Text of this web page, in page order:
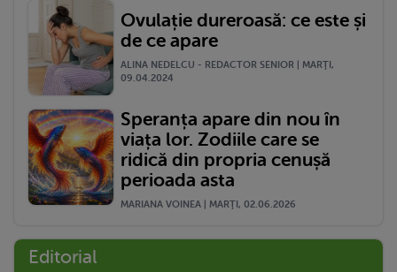
Ovulație dureroasă: ce este și
de ce apare
ALINA NEDELCU - REDACTOR SENIOR | MARŢI,
09.04.2024
Speranța apare din nou în
viața lor. Zodiile care se
ridică din propria cenușă
perioada asta
MARIANA VOINEA | MARŢI, 02.06.2026
Editorial